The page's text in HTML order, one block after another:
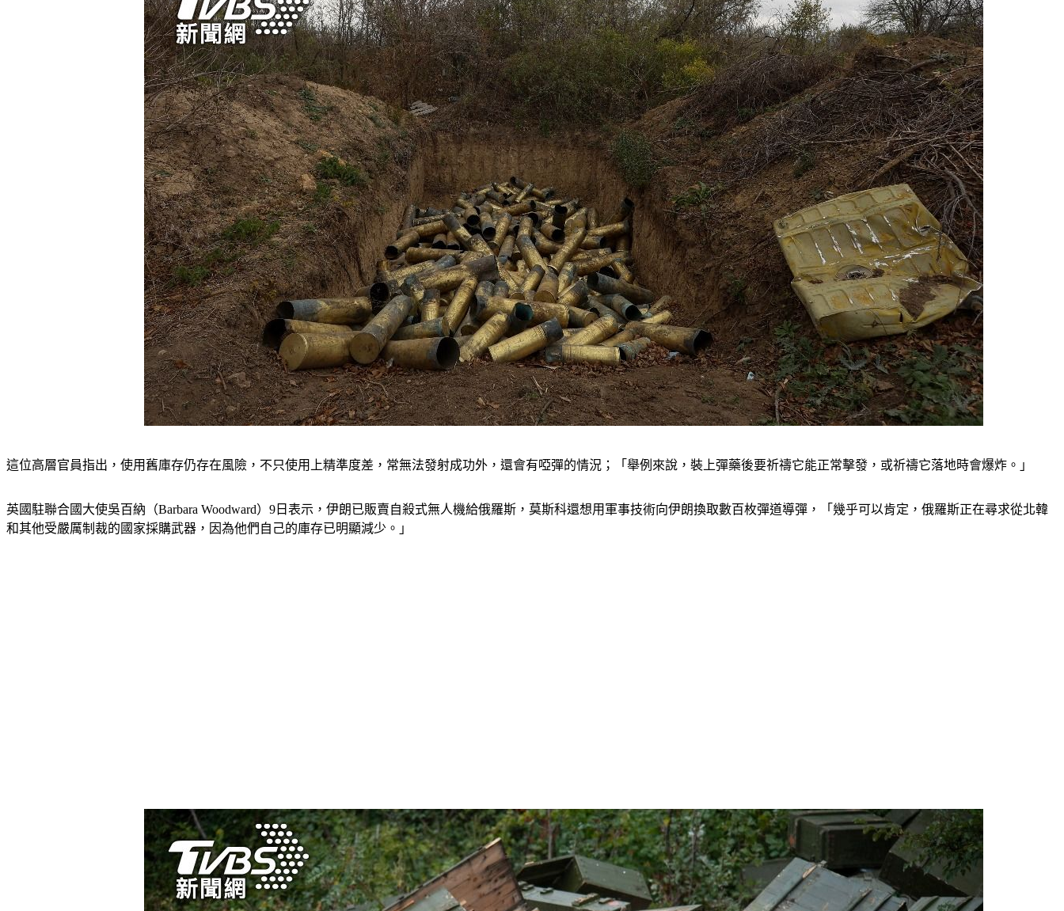
這位高層官員指出，使用舊庫存仍存在風險，不只使用上精準度差，常無法發射成功外，還會有啞彈的情況；「舉例來說，裝上彈藥後要祈禱它能正常擊發，或祈禱它落地時會爆炸。」
英國駐聯合國大使吳百納（Barbara Woodward）9日表示，伊朗已販賣自殺式無人機給俄羅斯，莫斯科還想用軍事技術向伊朗換取數百枚彈道導彈，「幾乎可以肯定，俄羅斯正在尋求從北韓
和其他受嚴厲制裁的國家採購武器，因為他們自己的庫存已明顯減少。」